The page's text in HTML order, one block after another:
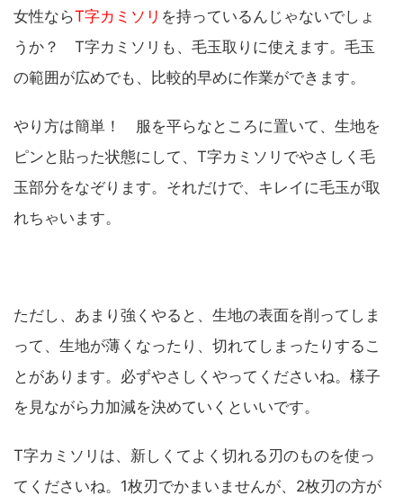
女性ならT字カミソリ を持っているんじゃないでしょ
うか？ T字カミソリも、毛玉取りに使えます。毛玉
の範囲が広めでも、比較的早めに作業ができます。
やり方は簡単！ 服を平らなところに置いて、生地を
ピンと貼った状態にして、T字カミソリでやさしく毛
玉部分をなぞります。それだけで、キレイに毛玉が取
れちゃいます。
ただし、あまり強くやると、生地の表面を削ってしま
って、生地が薄くなったり、切れてしまったりするこ
とがあります。必ずやさしくやってくださいね。様子
を見ながら力加減を決めていくといいです。
T字カミソリは、新しくてよく切れる刃のものを使っ
てくださいね。1枚刃でかまいませんが、2枚刃の方が